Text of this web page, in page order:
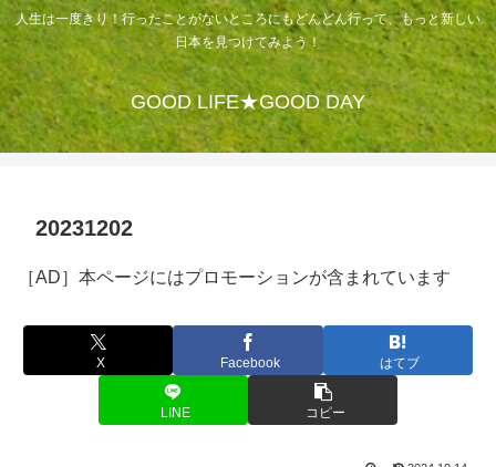
人生は一度きり！行ったことがないところにもどんどん行って、もっと新しい
日本を見つけてみよう！
GOOD LIFE★GOOD DAY
20231202
［AD］本ページにはプロモーションが含まれています
X Facebook はてブ
LINE コピー